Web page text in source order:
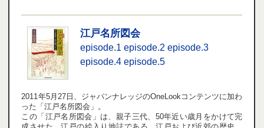
江戸名所図会
episode.1 episode.2 episode.3
episode.4 episode.5
2011年5月27日、ジャパンナレッジのOneLookコンテンツに加わ
った「江戸名所図会」。
この「江戸名所図会」は、親子三代、50年近い歳月をかけて完